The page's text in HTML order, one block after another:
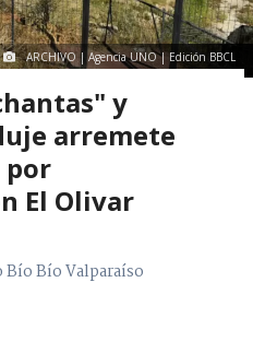
ARCHIVO | Agencia UNO | Edición BBCL
y
arremete
por
El Olivar
Bío Bío Valparaíso